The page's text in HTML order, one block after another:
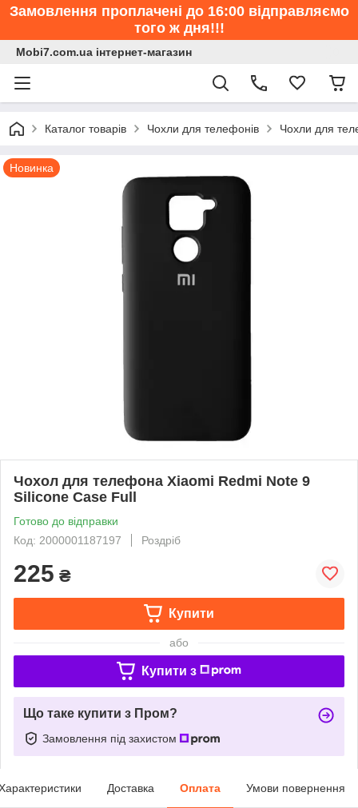
Замовлення проплачені до 16:00 відправляємо
того ж дня!!!
Mobi7.com.ua інтернет-магазин
Каталог товарів Чохли для телефонів Чохли для
Новинка
Чохол для телефона Xiaomi Redmi Note 9
Silicone Case Full
Готово до відправки
Код: 2000001187197
Роздріб
225 ₴
Купити
або
Купити з
Що таке купити з Пром?
Замовлення під захистом
Доставка Оплата Умови повернення